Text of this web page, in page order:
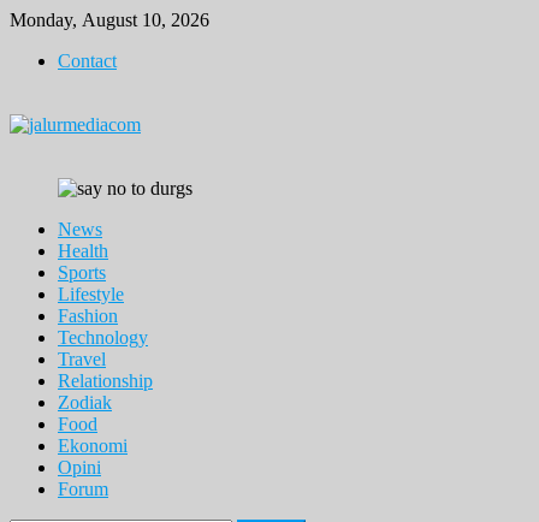
Skip
content
Monday, August 10, 2026
Contact
News
Health
Sports
Lifestyle
Fashion
Technology
Travel
Relationship
Zodiak
Food
Ekonomi
Opini
Forum